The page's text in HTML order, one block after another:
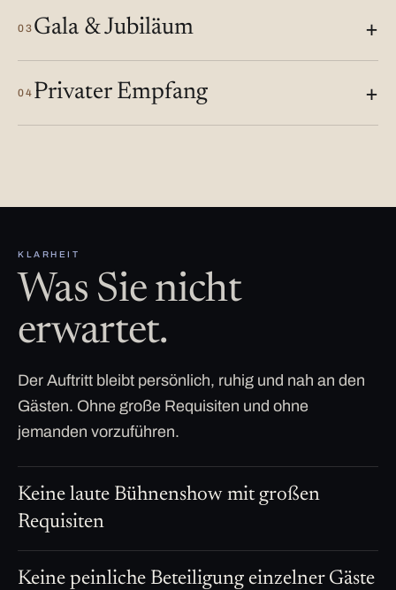
03 Gala & Jubiläum
04 Privater Empfang
KLARHEIT
Was Sie nicht
erwartet.
Der Auftritt bleibt persönlich, ruhig und nah an den
Gästen. Ohne große Requisiten und ohne
jemanden vorzuführen.
Keine laute Bühnenshow mit großen
Requisiten
Keine peinliche Beteiligung einzelner Gäste